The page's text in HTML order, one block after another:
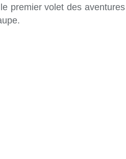
premier volet des aventures